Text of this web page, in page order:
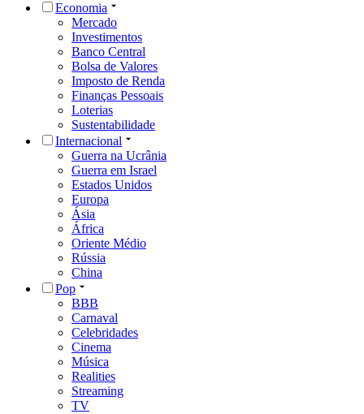
Economia
Mercado
Investimentos
Banco Central
Bolsa de Valores
Imposto de Renda
Finanças Pessoais
Loterias
Sustentabilidade
Internacional
Guerra na Ucrânia
Guerra em Israel
Estados Unidos
Europa
Ásia
África
Oriente Médio
Rússia
China
Pop
BBB
Carnaval
Celebridades
Cinema
Música
Realities
Streaming
TV